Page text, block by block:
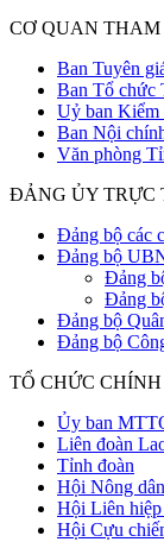
CƠ QUAN
Ban Tuyên
Ban Tổ chức
Uỷ ban Kiểm
Ban Nội
Văn phòng
ĐẢNG ỦY TRỰC
Đảng bộ các
Đảng bộ
Đảng
Đảng
Đảng bộ
Đảng bộ
TỔ CHỨC
Ủy ban
Liên đoàn
Tỉnh đoàn
Hội Nông
Hội Liên
Hội Cựu